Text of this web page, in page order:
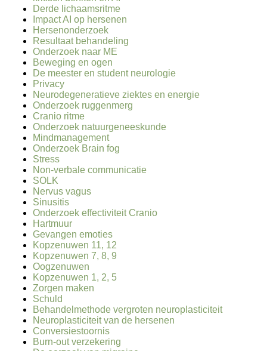
Derde lichaamsritme
Impact AI op hersenen
Hersenonderzoek
Resultaat behandeling
Onderzoek naar ME
Beweging en ogen
De meester en student neurologie
Privacy
Neurodegeneratieve ziektes en energie
Onderzoek ruggenmerg
Cranio ritme
Onderzoek natuurgeneeskunde
Mindmanagement
Onderzoek Brain fog
Stress
Non-verbale communicatie
SOLK
Nervus vagus
Sinusitis
Onderzoek effectiviteit Cranio
Hartmuur
Gevangen emoties
Kopzenuwen 11, 12
Kopzenuwen 7, 8, 9
Oogzenuwen
Kopzenuwen 1, 2, 5
Zorgen maken
Schuld
Behandelmethode vergroten neuroplasticiteit
Neuroplasticiteit van de hersenen
Conversiestoornis
Burn-out verzekering